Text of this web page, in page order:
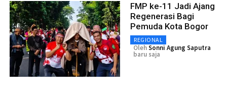
FMP ke-11 Jadi Ajang
Regenerasi Bagi
Pemuda Kota Bogor
REGIONAL
OlehSonni Agung Saputra
baru saja